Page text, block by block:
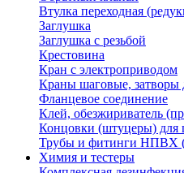
Втулка переходная
Заглушка
Заглушка с резьбой
Крестовина
Кран с электроприводом
Краны шаговые, затворы
Фланцевое соединение
Клей, обезжириватель
Концовки (штуцеры) для
Трубы и фитинги НПВХ
Химия и тестеры